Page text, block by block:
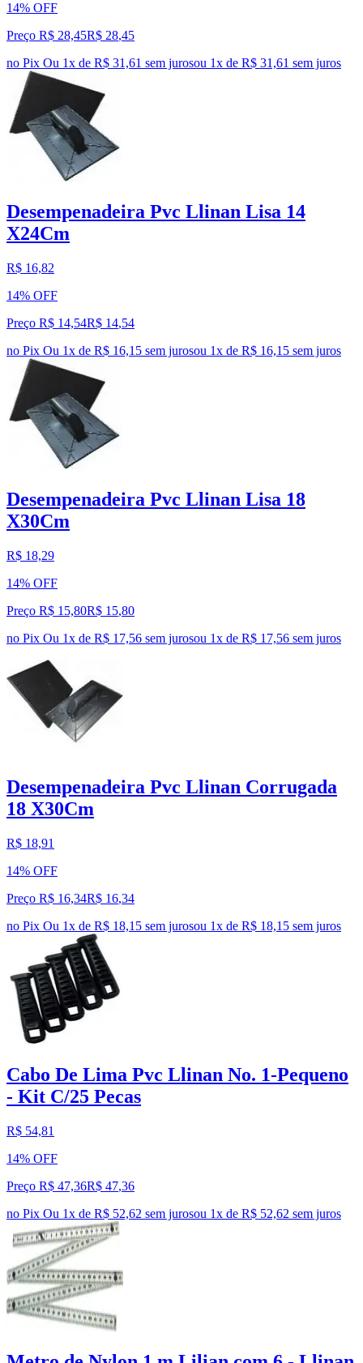
14% OFF
Preço R$ 28,45R$ 28,45
no Pix Ou 1x de R$ 31,61 sem jurosou 1x de R$ 31,61 sem juros
Desempenadeira Pvc Llinan Lisa 14
X24Cm
R$ 16,82
14% OFF
Preço R$ 14,54R$ 14,54
no Pix Ou 1x de R$ 16,15 sem jurosou 1x de R$ 16,15 sem juros
Desempenadeira Pvc Llinan Lisa 18
X30Cm
R$ 18,29
14% OFF
Preço R$ 15,80R$ 15,80
no Pix Ou 1x de R$ 17,56 sem jurosou 1x de R$ 17,56 sem juros
Desempenadeira Pvc Llinan Corrugada
18 X30Cm
R$ 18,91
14% OFF
Preço R$ 16,34R$ 16,34
no Pix Ou 1x de R$ 18,15 sem jurosou 1x de R$ 18,15 sem juros
Cabo De Lima Pvc Llinan No. 1-Pequeno
- Kit C/25 Pecas
R$ 54,81
14% OFF
Preço R$ 47,36R$ 47,36
no Pix Ou 1x de R$ 52,62 sem jurosou 1x de R$ 52,62 sem juros